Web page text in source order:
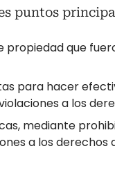
puntos
propiedad que
para hacer
a los
mediante
a los derechos